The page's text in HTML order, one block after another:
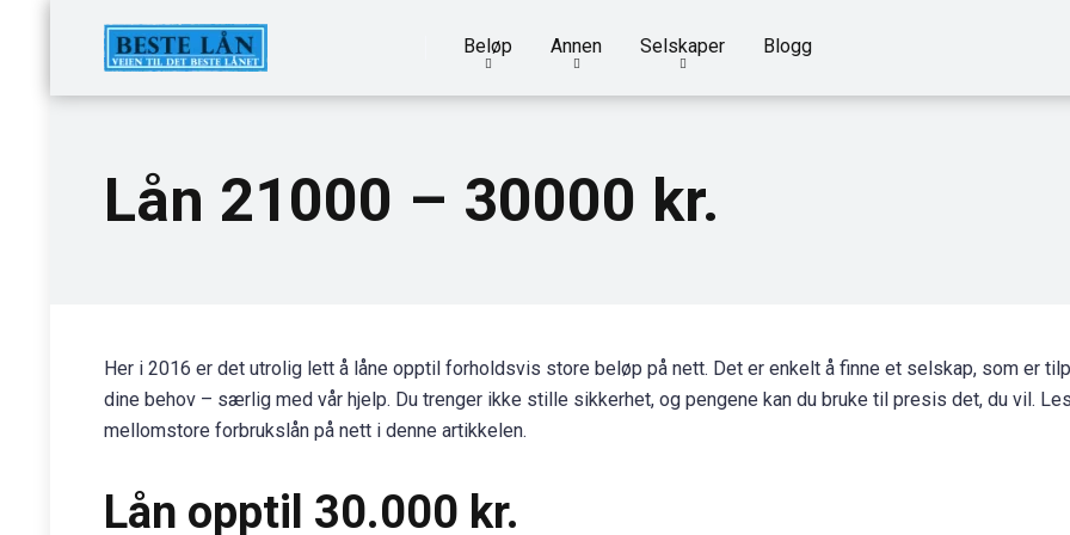
Beløp Annen Selskaper Blogg
Lån 21000 – 30000 kr.
Her i 2016 er det utrolig lett å låne opptil forholdsvis store beløp på nett. Det er enkelt å finne et selskap, som er
dine behov – særlig med vår hjelp. Du trenger ikke stille sikkerhet, og pengene kan du bruke til presis det, du vil.
mellomstore forbrukslån på nett i denne artikkelen.
Lån opptil 30.000 kr.